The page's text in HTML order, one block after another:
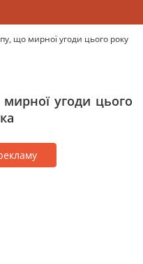
що мирної угоди цього року
угоди цього